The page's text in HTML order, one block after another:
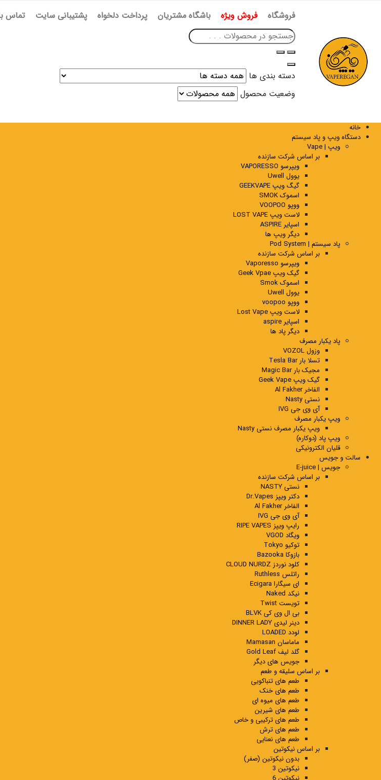
فروشگاه فروش ویژه باشگاه مشتریان پرداخت دلخواه پشتیبانی سایت تماس
دسته بندی ها
وضعیت محصول
خانه
دستگاه ویپ و پاد سیستم
ویپ | Vape
بر اساس شرکت سازنده
ویپرسو VAPORESSO
یوول Uwell
گیگ ویپ GEEKVAPE
اسموک SMOK
ووپو VOOPOO
لاست ویپ LOST VAPE
اسپایر ASPIRE
دیگر ویپ ها
پاد سیستم | Pod System
بر اساس شرکت سازنده
ویپرسو Vaporesso
گیک ویپ Geek Vpae
اسموک Smok
یوول Uwell
ووپو voopoo
لاست ویپ Lost Vape
اسپایر aspire
دیگر پاد ها
پاد یکبار مصرف
وزول VOZOL
تسلا بار Tesla Bar
مجیک بار Magic Bar
گیک ویپ Geek Vape
الفاخر Al Fakher
نستی Nasty
آی وی جی IVG
ویپ یکبار مصرف
ویپ یکبار مصرف نستی Nasty
ویپ پاد (دوکاره)
قلیان الکترونیکی
سالت و جویس
جویس | E-juice
بر اساس شرکت سازنده
نستی NASTY
دکتر ویپز Dr.Vapes
الفاخر Al Fakher
آی وی جی IVG
رایپ ویپز RIPE VAPES
ویگاد VGOD
توکیو Tokyo
بازوکا Bazooka
کلود نوردز CLOUD NURDZ
راتلس Ruthless
ای سیگارا Ecigara
نیکد Naked
تویست Twist
بی ال وی کی BLVK
دینر لیدی DINNER LADY
لودد LOADED
ماماسان Mamasan
گلد لیف Gold Leaf
جویس های دیگر
بر اساس سلیقه و طعم
طعم های تنباکویی
طعم های خنک
طعم های میوه ای
طعم های شیرین
طعم های ترکیبی و خاص
طعم های ترش
طعم های نعنایی
بر اساس نیکوتین
بدون نیکوتین (صفر)
نیکوتین 3